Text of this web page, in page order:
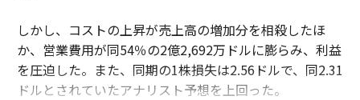
しかし、コストの上昇が売上高の増加分を相殺したほ
か、営業費用が同54％の2億2,692万ドルに膨らみ、利益
を圧迫した。また、同期の1株損失は2.56ドルで、同2.31
ドルとされていたアナリスト予想を上回った。